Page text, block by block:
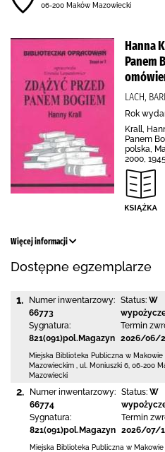
06-200 Maków Mazowiecki
Hanna
Panem
LACH,
Rok
Krall,
Panem
polska,
2000,
Więcej informacji
Dostępne egzemplarze
1.
Numer inwentarzowy:
66773
Sygnatura:
821(091)pol.Magazyn
Status: W
Termin
2026/06/
Miejska Biblioteka Publiczna w Makowie
Mazowieckim
ul. Moniuszki 6 06-200
Mazowiecki
2.
Numer inwentarzowy:
66774
Sygnatura:
821(091)pol.Magazyn
Status: W
Termin
2026/07/
Miejska Biblioteka Publiczna w Makowie